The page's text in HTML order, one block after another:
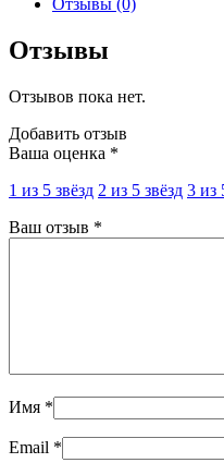
метров
катушка
Отзывы (0)
Отзывы
Отзывов пока нет.
Добавить отзыв
Ваша оценка *
1 из 5 звёзд 2 из 5 звёзд 3 из
Ваш отзыв *
Имя *
Email *